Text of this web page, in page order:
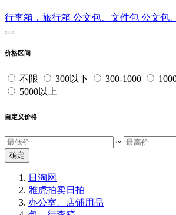
行李箱，旅行箱 公文包、文件包 公文包
价格区间
不限 300以下 300-1000
5000以上
自定义价格
~
确定
日淘网
雅虎拍卖日拍
办公室、店铺用品